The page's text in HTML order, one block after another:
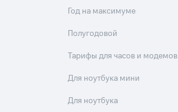
Год на максимуме
Полугодовой
Тарифы для часов и модемов
Для ноутбука мини
Для ноутбука